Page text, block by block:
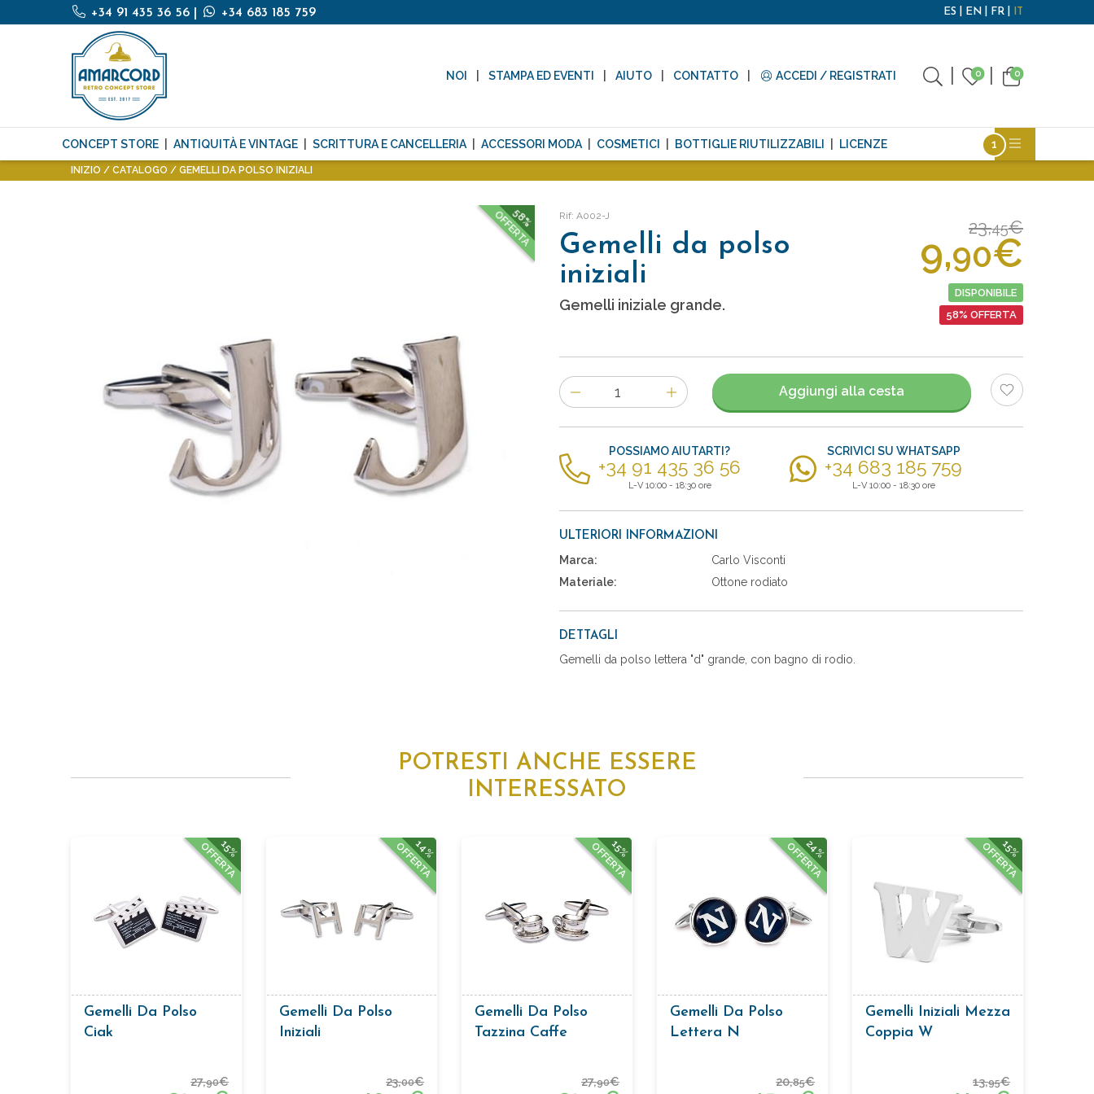
+34 91 435 36 56 +34 683 185 759 ES EN FR IT
NOI STAMPA ED EVENTI AIUTO CONTATTO ACCEDI / REGISTRATI 0 0
CONCEPT STORE ANTIQUITÀ E VINTAGE SCRITTURA E CANCELLERIA ACCESSORI MODA COSMETICI BOTTIGLIE RIUTILIZZABILI LICENZE
INIZIO CATALOGO GEMELLI DA POLSO INIZIALI
58%
OFFERTA Rif: A002-J
Gemelli da polso
iniziali
Gemelli iniziale grande.
23,45€
9,90€
DISPONIBILE
58% OFFERTA
Numero
di
articoli
Aggiungi alla cesta
POSSIAMO AIUTARTI?
+34 91 435 36 56
L-V 10:00 - 18:30 ore
SCRIVICI SU WHATSAPP
+34 683 185 759
L-V 10:00 - 18:30 ore
ULTERIORI INFORMAZIONI
Marca:
Carlo Visconti
Materiale:
Ottone rodiato
DETTAGLI
Gemelli da polso lettera "d" grande, con bagno di rodio.
POTRESTI ANCHE ESSERE
INTERESSATO
15%
OFFERTA
Gemelli Da Polso
Ciak
27,90€
14%
OFFERTA
Gemelli Da Polso
Iniziali
23,00€
15%
OFFERTA
Gemelli Da Polso
Tazzina Caffe
27,90€
24%
OFFERTA
Gemelli Da Polso
Lettera N
20,85€
15%
OFFERTA
Gemelli Iniziali Mezza
Coppia W
13,95€